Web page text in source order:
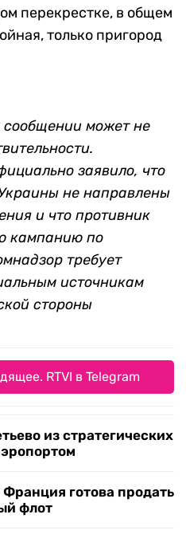
перекрестке, в общем
только пригород
может не
заявило, что
не направлены
и что противник
кампанию по
требует
источникам
стороны
RTVI в Telegram
из стратегических
готова продать
флот